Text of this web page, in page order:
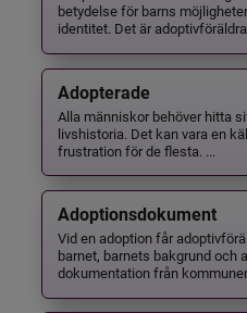
betydelse för barns
identitet. Det är
Adopterade
Alla människor behöver hitta
livshistoria. Det kan vara en
frustration för de flesta. ...
Adoptionsdokument
Vid en adoption får
barnet, barnets bakgrund och
dokumentation från